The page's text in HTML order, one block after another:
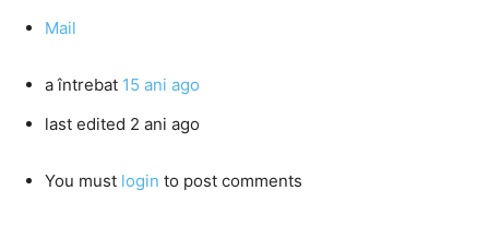
Mail
a întrebat 15 ani ago
last edited 2 ani ago
You must login to post comments